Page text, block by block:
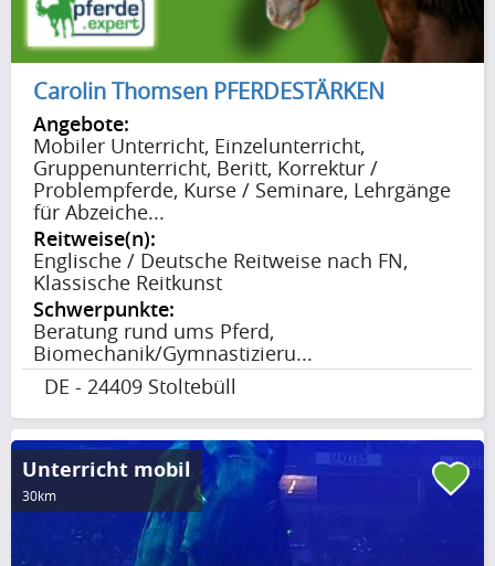
Carolin Thomsen PFERDESTÄRKEN
Angebote:
Mobiler Unterricht, Einzelunterricht,
Gruppenunterricht, Beritt, Korrektur /
Problempferde, Kurse / Seminare, Lehrgänge
für Abzeiche...
Reitweise(n):
Englische / Deutsche Reitweise nach FN,
Klassische Reitkunst
Schwerpunkte:
Beratung rund ums Pferd,
Biomechanik/Gymnastizieru...
DE - 24409 Stoltebüll
Unterricht mobil
30km